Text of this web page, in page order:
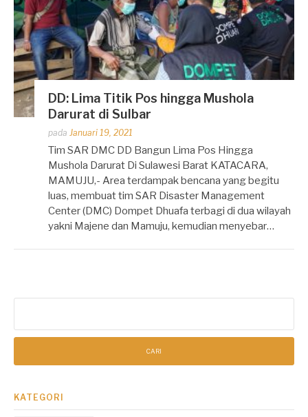
DD: Lima Titik Pos hingga Mushola
Darurat di Sulbar
Dipos
oleh
Erlangga
pada Januari 19, 2021
Tim SAR DMC DD Bangun Lima Pos Hingga
Mushola Darurat Di Sulawesi Barat KATACARA,
MAMUJU,- Area terdampak bencana yang begitu
luas, membuat tim SAR Disaster Management
Center (DMC) Dompet Dhuafa terbagi di dua wilayah
yakni Majene dan Mamuju, kemudian menyebar…
KATEGORI